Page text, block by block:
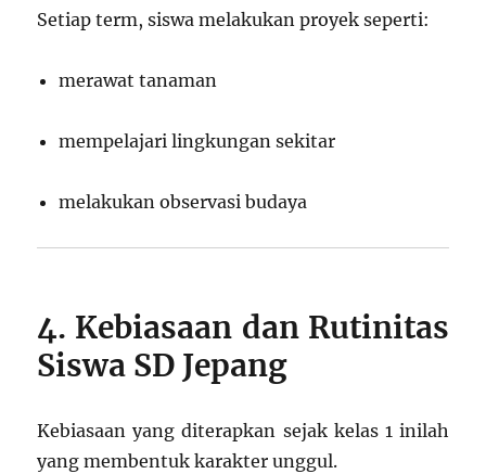
Setiap term, siswa melakukan proyek seperti:
merawat tanaman
mempelajari lingkungan sekitar
melakukan observasi budaya
4. Kebiasaan dan Rutinitas
Siswa SD Jepang
Kebiasaan yang diterapkan sejak kelas 1 inilah
yang membentuk karakter unggul.